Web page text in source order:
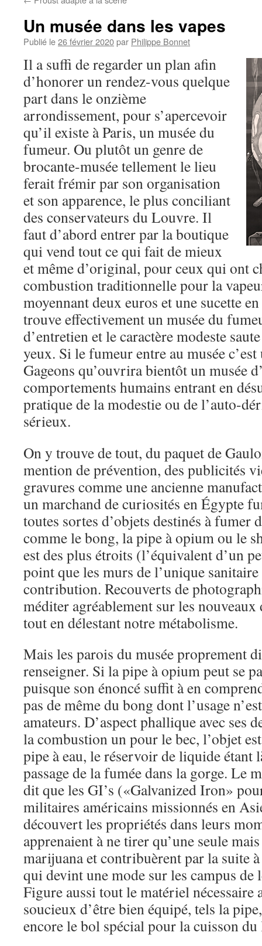
Un musée dans les vapes
Publié le26 février 2020par Philippe Bonnet
Il a suffi de regarder un plan afin
d’honorer un rendez-vous quelque
part dans le onzième
arrondissement, pour s’apercevoir
qu’il existe à Paris, un musée du
fumeur. Ou plutôt un genre de
brocante-musée tellement le lieu
ferait frémir par son organisation
et son apparence, le plus conciliant
des conservateurs du Louvre. Il
faut d’abord entrer par la boutique
qui vend tout ce qui fait de mieux
et même d’original, pour ceux qui ont
combustion traditionnelle pour la
moyennant deux euros et une sucette
trouve effectivement un musée du
d’entretien et le caractère modeste
yeux. Si le fumeur entre au musée
Gageons qu’ouvrira bientôt un musée
comportements humains entrant en
pratique de la modestie ou de l’auto-
sérieux.
On y trouve de tout, du paquet de
mention de prévention, des publicités
gravures comme une ancienne
un marchand de curiosités en Égypte
toutes sortes d’objets destinés à fumer
comme le bong, la pipe à opium ou le
est des plus étroits (l’équivalent d’un
point que les murs de l’unique
contribution. Recouverts de
méditer agréablement sur les nouveaux
tout en délestant notre métabolisme.
Mais les parois du musée proprement
renseigner. Si la pipe à opium peut se
puisque son énoncé suffit à en
pas de même du bong dont l’usage
amateurs. D’aspect phallique avec ses
la combustion un pour le bec, l’objet
pipe à eau, le réservoir de liquide étant
passage de la fumée dans la gorge. Le
dit que les GI’s («Galvanized Iron»
militaires américains missionnés en
découvert les propriétés dans leurs
apprenaient à ne tirer qu’une seule
marijuana et contribuèrent par la suite
qui devint une mode sur les campus de
Figure aussi tout le matériel nécessaire
soucieux d’être bien équipé, tels la
encore le bol spécial pour la cuisson du